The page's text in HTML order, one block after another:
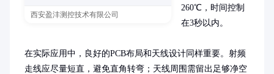
西安盈沣测控技术有限公司
260℃，时间控制
在3秒以内。
在实际应用中，良好的PCB布局和天线设计同样重要。射频
走线应尽量短直，避免直角转弯；天线周围需留出足够净空